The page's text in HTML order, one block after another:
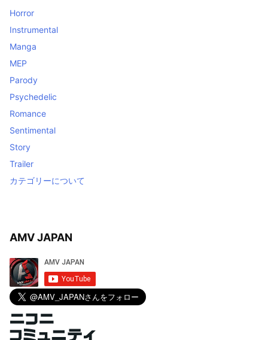
Horror
Instrumental
Manga
MEP
Parody
Psychedelic
Romance
Sentimental
Story
Trailer
カテゴリーについて
AMV JAPAN